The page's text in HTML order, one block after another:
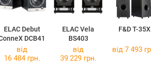
ELAC Debut
DCB41
ELAC Vela
BS403
F&D T-35X
від
16 484 грн.
від
39 229 грн.
від 7 493